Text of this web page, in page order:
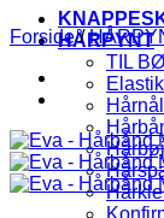
HÅRPYNT
TIL
Forside /